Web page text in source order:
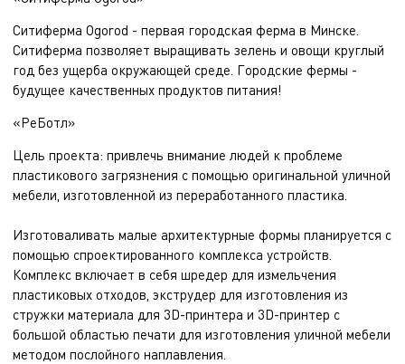
Cитиферма Ogorod - первая городская ферма в Минске.
Ситиферма позволяет выращивать зелень и овощи круглый
год без ущерба окружающей среде. Городские фермы -
будущее качественных продуктов питания!
«РеБотл»
Цель проекта: привлечь внимание людей к проблеме
пластикового загрязнения с помощью оригинальной уличной
мебели, изготовленной из переработанного пластика.
Изготоваливать малые архитектурные формы планируется с
помощью спроектированного комплекса устройств.
Комплекс включает в себя шредер для измельчения
пластиковых отходов, экструдер для изготовления из
стружки материала для 3D-принтера и 3D-принтер с
большой областью печати для изготовления уличной мебели
методом послойного наплавления.